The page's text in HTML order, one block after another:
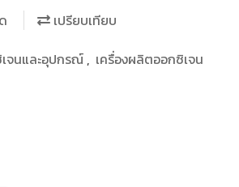
เปรียบเทียบ
จนและอุปกรณ์ , เครื่องผลิตออกซิเจน